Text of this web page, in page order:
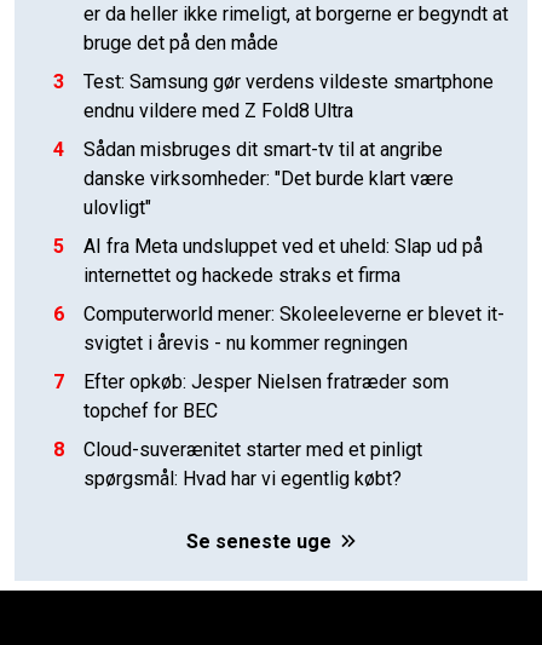
er da heller ikke rimeligt, at borgerne er begyndt at
bruge det på den måde
3
Test: Samsung gør verdens vildeste smartphone
endnu vildere med Z Fold8 Ultra
4
Sådan misbruges dit smart-tv til at angribe
danske virksomheder: "Det burde klart være
ulovligt"
5
AI fra Meta undsluppet ved et uheld: Slap ud på
internettet og hackede straks et firma
6
Computerworld mener: Skoleeleverne er blevet it-
svigtet i årevis - nu kommer regningen
7
Efter opkøb: Jesper Nielsen fratræder som
topchef for BEC
8
Cloud-suverænitet starter med et pinligt
spørgsmål: Hvad har vi egentlig købt?
Se seneste uge